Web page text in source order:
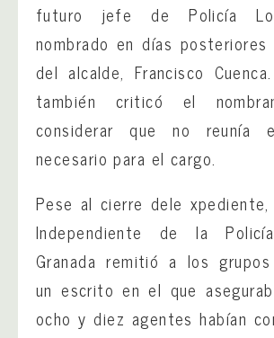
futuro jefe de Policía
nombrado en días
del alcalde, Francisco
también criticó el
considerar que no reunía
necesario para el cargo.
Pese al cierre dele
Independiente de la
Granada remitió a los grupos
un escrito en el que
ocho y diez agentes habían